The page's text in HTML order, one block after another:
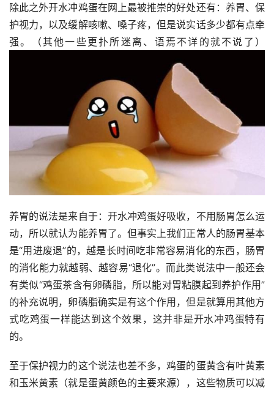
除此之外开水冲鸡蛋在网上最被推崇的好处还有：养胃、保
护视力，以及缓解咳嗽、嗓子疼，但是说实话多少都有点牵
强。（其他一些更扑所迷离、语焉不详的就不说了）
养胃的说法是来自于：开水冲鸡蛋好吸收，不用肠胃怎么运
动，所以就认为能养胃了。但事实上我们正常人的肠胃基本
是“用进废退”的，越是长时间吃非常容易消化的东西，肠胃
的消化能力就越弱、越容易“退化”。而此类说法中一般还会
有类似“鸡蛋茶含有卵磷脂，所以能对胃粘膜起到养护作用”
的补充说明，卵磷脂确实是有这个作用，但是就算用其他方
式吃鸡蛋一样能达到这个效果，这并非是开水冲鸡蛋特有
的。
至于保护视力的这个说法也差不多，鸡蛋的蛋黄含有叶黄素
和玉米黄素（就是蛋黄颜色的主要来源），这些物质可以减